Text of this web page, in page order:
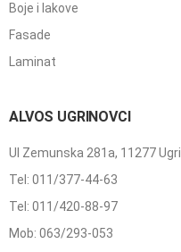
Boje i lakove
Fasade
Laminat
ALVOS UGRINOVCI
Ul Zemunska 281a, 11277
Tel: 011/377-44-63
Tel: 011/420-88-97
Mob: 063/293-053